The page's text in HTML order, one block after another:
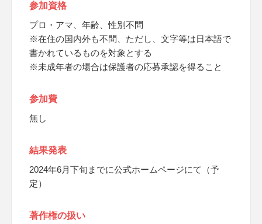
参加資格
プロ・アマ、年齢、性別不問
※在住の国内外も不問、ただし、文字等は日本語で
書かれているものを対象とする
※未成年者の場合は保護者の応募承認を得ること
参加費
無し
結果発表
2024年6月下旬までに公式ホームページにて（予
定）
著作権の扱い